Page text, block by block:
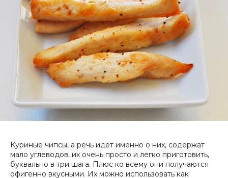
Куриные чипсы, а речь идет именно о них, содержат
мало углеводов, их очень просто и легко приготовить,
буквально в три шага. Плюс ко всему они получаются
офигенно вкусными. Их можно использовать как